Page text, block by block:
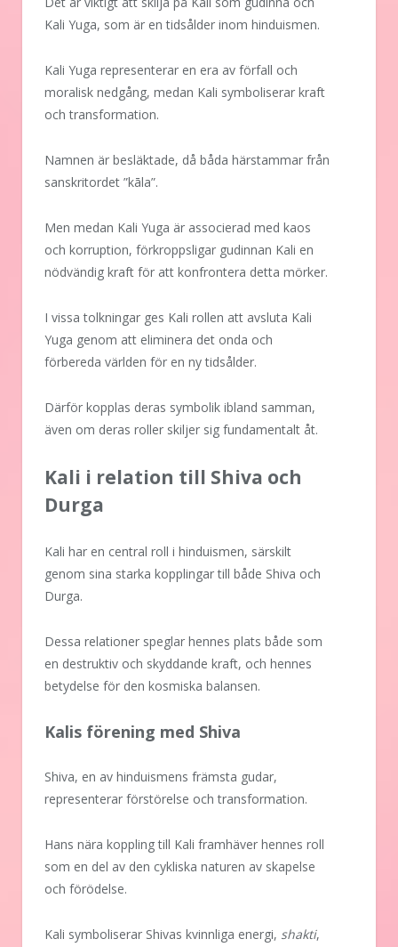
Kali Yuga, som är en tidsålder inom hinduismen.
Kali Yuga representerar en era av förfall och
moralisk nedgång, medan Kali symboliserar kraft
och transformation.
Namnen är besläktade, då båda härstammar från
sanskritordet ”kāla”.
Men medan Kali Yuga är associerad med kaos
och korruption, förkroppsligar gudinnan Kali en
nödvändig kraft för att konfrontera detta mörker.
I vissa tolkningar ges Kali rollen att avsluta Kali
Yuga genom att eliminera det onda och
förbereda världen för en ny tidsålder.
Därför kopplas deras symbolik ibland samman,
även om deras roller skiljer sig fundamentalt åt.
Kali i relation till Shiva och
Durga
Kali har en central roll i hinduismen, särskilt
genom sina starka kopplingar till både Shiva och
Durga.
Dessa relationer speglar hennes plats både som
en destruktiv och skyddande kraft, och hennes
betydelse för den kosmiska balansen.
Kalis förening med Shiva
Shiva, en av hinduismens främsta gudar,
representerar förstörelse och transformation.
Hans nära koppling till Kali framhäver hennes roll
som en del av den cykliska naturen av skapelse
och förödelse.
Kali symboliserar Shivas kvinnliga energi, shakti,